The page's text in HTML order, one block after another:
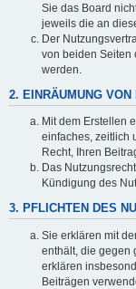
Sie das Board
jeweils die an
Der
von beiden Seiten
werden.
2. EINRÄUMUNG VON
Mit dem Erstellen
einfaches, zeitlich
Recht, Ihren
Das
Kündigung des
3. PFLICHTEN DES
Sie erklären mit
enthält, die gegen
erklären
Beiträgen